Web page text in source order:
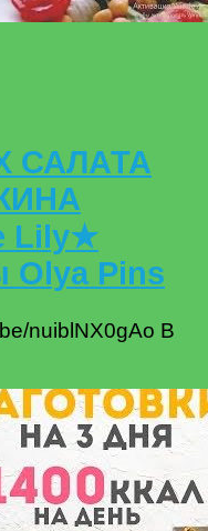
САЛАТА
Lily★
Olya Pins
nuiblNX0gAo В